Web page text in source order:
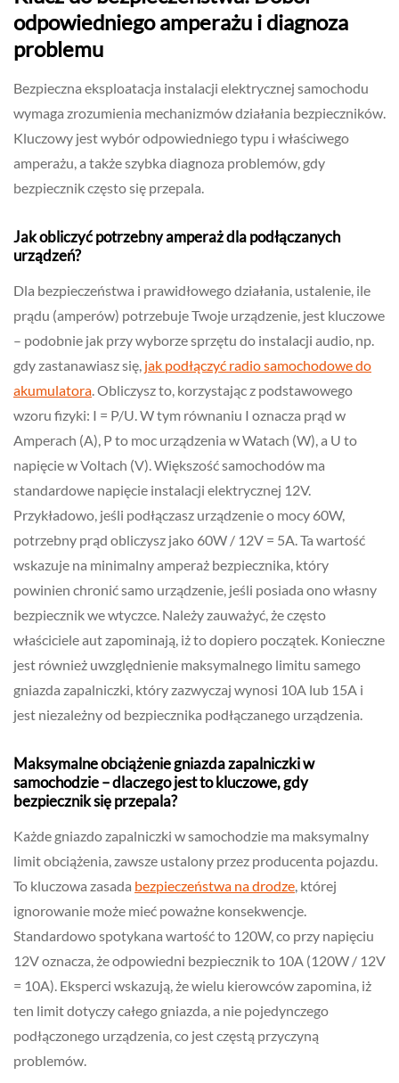
odpowiedniego amperażu i diagnoza
problemu
Bezpieczna eksploatacja instalacji elektrycznej samochodu
wymaga zrozumienia mechanizmów działania bezpieczników.
Kluczowy jest wybór odpowiedniego typu i właściwego
amperażu, a także szybka diagnoza problemów, gdy
bezpiecznik często się przepala.
Jak obliczyć potrzebny amperaż dla podłączanych
urządzeń?
Dla bezpieczeństwa i prawidłowego działania, ustalenie, ile
prądu (amperów) potrzebuje Twoje urządzenie, jest kluczowe
– podobnie jak przy wyborze sprzętu do instalacji audio, np.
gdy zastanawiasz się, jak podłączyć radio samochodowe do
akumulatora . Obliczysz to, korzystając z podstawowego
wzoru fizyki: I = P/U. W tym równaniu I oznacza prąd w
Amperach (A), P to moc urządzenia w Watach (W), a U to
napięcie w Voltach (V). Większość samochodów ma
standardowe napięcie instalacji elektrycznej 12V.
Przykładowo, jeśli podłączasz urządzenie o mocy 60W,
potrzebny prąd obliczysz jako 60W / 12V = 5A. Ta wartość
wskazuje na minimalny amperaż bezpiecznika, który
powinien chronić samo urządzenie, jeśli posiada ono własny
bezpiecznik we wtyczce. Należy zauważyć, że często
właściciele aut zapominają, iż to dopiero początek. Konieczne
jest również uwzględnienie maksymalnego limitu samego
gniazda zapalniczki, który zazwyczaj wynosi 10A lub 15A i
jest niezależny od bezpiecznika podłączanego urządzenia.
Maksymalne obciążenie gniazda zapalniczki w
samochodzie – dlaczego jest to kluczowe, gdy
bezpiecznik się przepala?
Każde gniazdo zapalniczki w samochodzie ma maksymalny
limit obciążenia, zawsze ustalony przez producenta pojazdu.
To kluczowa zasada bezpieczeństwa na drodze , której
ignorowanie może mieć poważne konsekwencje.
Standardowo spotykana wartość to 120W, co przy napięciu
12V oznacza, że odpowiedni bezpiecznik to 10A (120W / 12V
= 10A). Eksperci wskazują, że wielu kierowców zapomina, iż
ten limit dotyczy całego gniazda, a nie pojedynczego
podłączonego urządzenia, co jest częstą przyczyną
problemów.